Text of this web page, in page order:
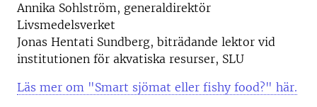
Annika Sohlström, generaldirektör
Livsmedelsverket
Jonas Hentati Sundberg, biträdande lektor vid
institutionen för akvatiska resurser, SLU
Läs mer om "Smart sjömat eller fishy food?" här.